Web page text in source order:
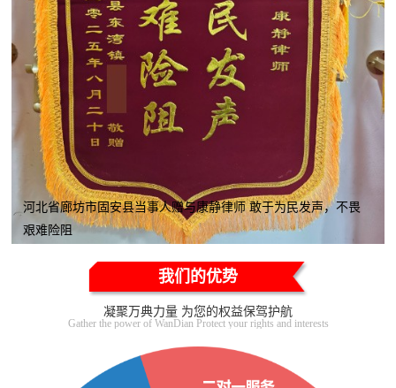
河北省廊坊市固安县当事人赠与康静律师 敢于为民发声，不畏
艰难险阻
我们的优势
凝聚万典力量 为您的权益保驾护航
Gather the power of WanDian Protect your rights and interests